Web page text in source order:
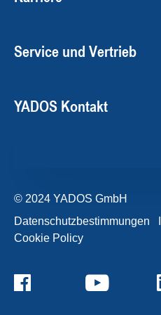
Service und Vertrieb
YADOS Kontakt
© 2024 YADOS GmbH
Datenschutzbestimmungen
Cookie Policy